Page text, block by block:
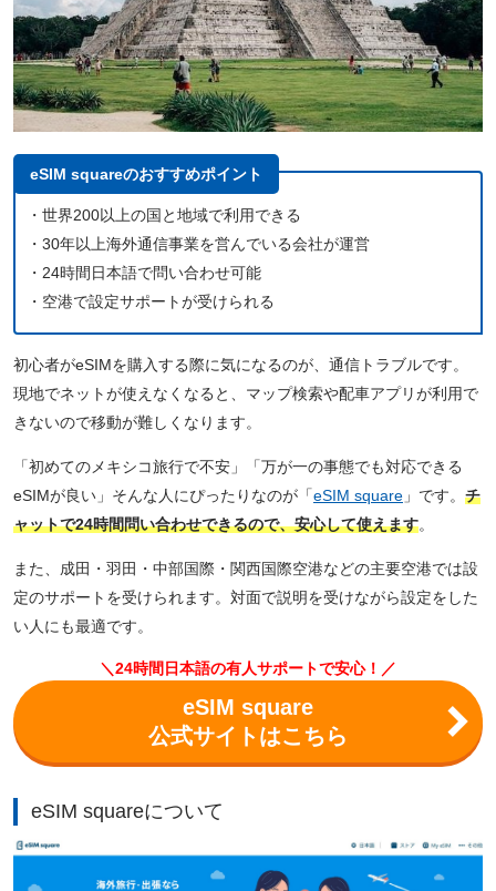
eSIM squareのおすすめポイント
・世界200以上の国と地域で利用できる
・30年以上海外通信事業を営んでいる会社が運営
・24時間日本語で問い合わせ可能
・空港で設定サポートが受けられる
初心者がeSIMを購入する際に気になるのが、通信トラブルです。
現地でネットが使えなくなると、マップ検索や配車アプリが利用で
きないので移動が難しくなります。
「初めてのメキシコ旅行で不安」「万が一の事態でも対応できる
eSIMが良い」そんな人にぴったりなのが「eSIM square 」です。 チ
ャットで24時間問い合わせできるので、安心して使えます。
また、成田・羽田・中部国際・関西国際空港などの主要空港では設
定のサポートを受けられます。対面で説明を受けながら設定をした
い人にも最適です。
＼24時間日本語の有人サポートで安心！／
eSIM square
公式サイトはこちら
eSIM squareについて